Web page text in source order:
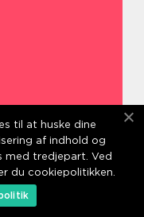
til at huske dine
af indhold og
med tredjepart. Ved
du cookiepolitikken.